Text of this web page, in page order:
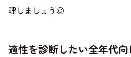
理しましょう◎
適性を診断したい全年代向